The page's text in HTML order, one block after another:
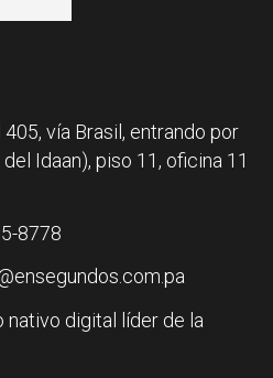
vía Brasil, entrando por
Idaan), piso 11, oficina 11
8778
nativo digital líder de la